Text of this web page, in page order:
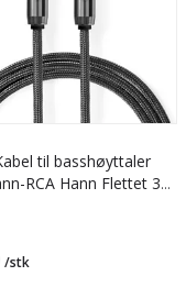
til basshøyttaler
RCA Hann Flettet 3
/stk